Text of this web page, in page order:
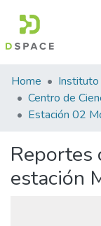
Statistics
Home
Estación 02
estación